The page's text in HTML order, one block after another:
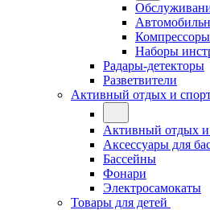
Компрессоры
Наборы
Радары-детекторы
Разветвители
Активный отдых и
Активный отдых и
Аксессуары для
Бассейны
Фонари
Электросамокаты
Товары для детей